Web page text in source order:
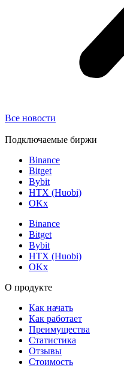
Все новости
Подключаемые биржи
Binance
Bitget
Bybit
HTX (Huobi)
OKx
Binance
Bitget
Bybit
HTX (Huobi)
OKx
О продукте
Как начать
Как работает
Преимущества
Статистика
Отзывы
Стоимость